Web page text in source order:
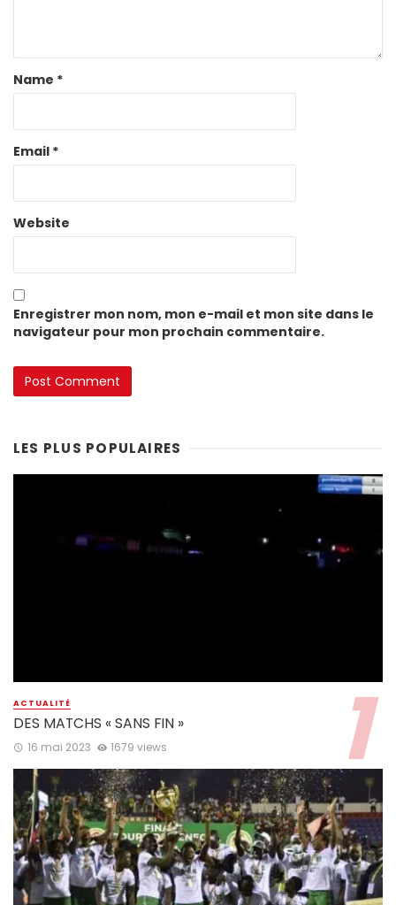
Name *
Email *
Website
Enregistrer mon nom, mon e-mail et mon site dans le
navigateur pour mon prochain commentaire.
LES PLUS POPULAIRES
ACTUALITÉ
DES MATCHS « SANS FIN »
16 mai 2023 1679 views